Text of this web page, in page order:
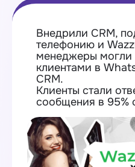
Внедрили CRM,
телефонию и
менеджеры могли
клиентами в
CRM.
Клиенты стали
сообщения в 95%